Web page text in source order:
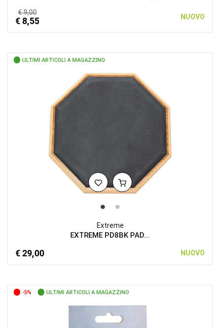
€ 9,00
€ 8,55 NUOVO
ULTIMI ARTICOLI A MAGAZZINO
Extreme
EXTREME PD8BK PAD...
€ 29,00 NUOVO
-5% ULTIMI ARTICOLI A MAGAZZINO